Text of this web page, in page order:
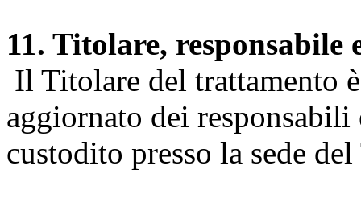
11. Titolare, responsabile
Il Titolare del trattamento
aggiornato dei
custodito presso la sede